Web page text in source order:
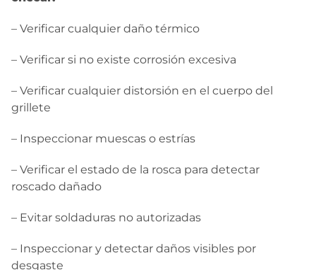
– Verificar cualquier daño térmico
– Verificar si no existe corrosión excesiva
– Verificar cualquier distorsión en el cuerpo del
grillete
– Inspeccionar muescas o estrías
– Verificar el estado de la rosca para detectar
roscado dañado
– Evitar soldaduras no autorizadas
– Inspeccionar y detectar daños visibles por
desgaste